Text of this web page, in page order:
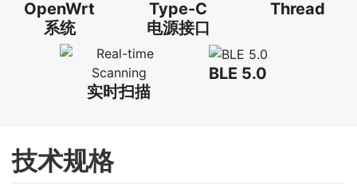
OpenWrt
系统
Type-C
电源接口
Thread
实时扫描
BLE 5.0
技术规格